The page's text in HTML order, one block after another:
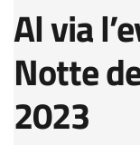
Al via
Notte
2023